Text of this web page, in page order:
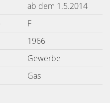
ab dem 1.5.2014
F
1966
Gewerbe
Gas